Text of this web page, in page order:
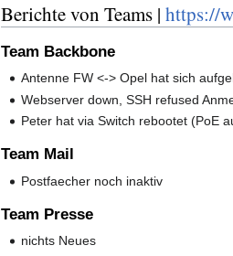
Berichte von Teams | https://
Team Backbone
Antenne FW <-> Opel hat sich
Webserver down, SSH refused
Peter hat via Switch rebootet (PoE
Team Mail
Postfaecher noch inaktiv
Team Presse
nichts Neues